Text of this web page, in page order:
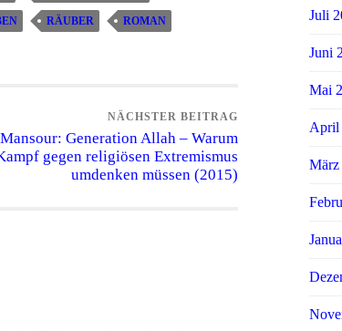
RÄUBER ROMAN
NÄCHSTER BEITRAG
Generation Allah – Warum
gegen religiösen Extremismus
umdenken müssen (2015)
Juli
Juni
Mai
April
März